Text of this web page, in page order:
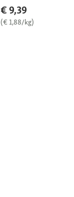
€ 9,39
(€ 1,88/kg)